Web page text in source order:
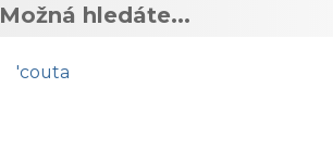
Možná hledáte...
'couta